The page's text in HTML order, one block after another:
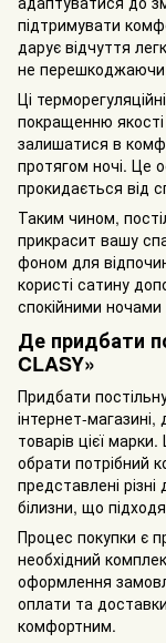
підтримувати
дарує відчуття
не перешкоджаючи
Ці
покращенню
залишатися в
протягом ночі. Це
прокидається від
Таким чином,
прикрасит вашу
фоном для
користі сатину
спокійними
Де придбати
CLASY»
Придбати
інтернет-
товарів цієї
обрати потрібний
представлені
білизни, що
Процес покупки є
необхідний
оформлення
оплати та
комфортним.